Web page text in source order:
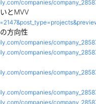
companies/
とMVV
方向性
companies/
companies/
companies/
companies/
companies/